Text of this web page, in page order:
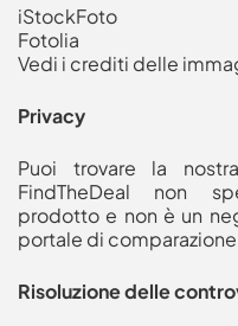
iStockFoto
Fotolia
Vedi i crediti delle
Privacy
Puoi trovare la
FindTheDeal non
prodotto e non è un
portale di
Risoluzione delle